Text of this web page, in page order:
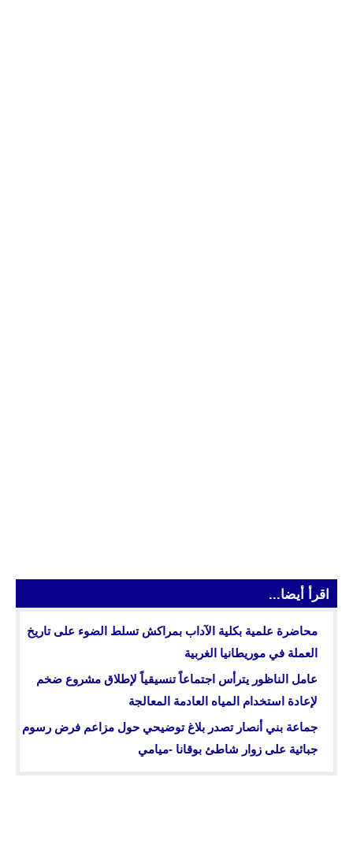
اقرأ أيضا...
محاضرة علمية بكلية الآداب بمراكش تسلط الضوء على تاريخ
العملة في موريطانيا الغربية
عامل الناظور يترأس اجتماعاً تنسيقياً لإطلاق مشروع ضخم
لإعادة استخدام المياه العادمة المعالجة
جماعة بني أنصار تصدر بلاغ توضيحي حول مزاعم فرض رسوم
جبائية على زوار شاطئ بوقانا -ميامي